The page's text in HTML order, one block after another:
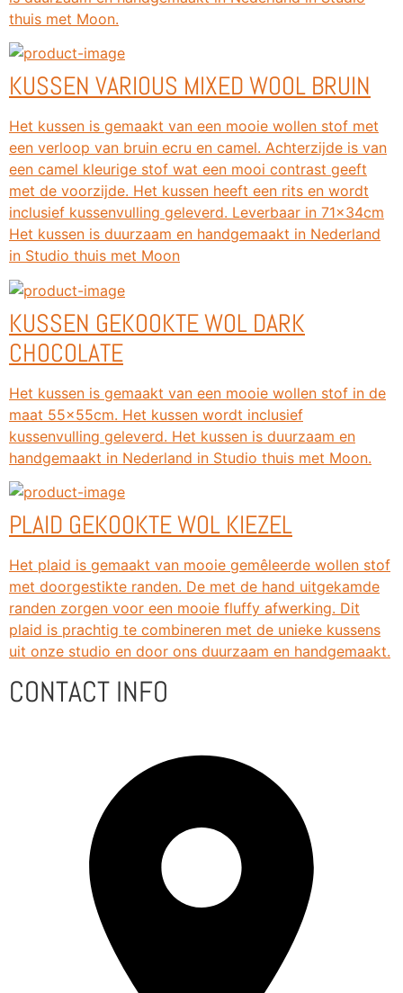
thuis met Moon.
KUSSEN VARIOUS MIXED WOOL BRUIN
Het kussen is gemaakt van een mooie wollen stof met
een verloop van bruin ecru en camel. Achterzijde is van
een camel kleurige stof wat een mooi contrast geeft
met de voorzijde. Het kussen heeft een rits en wordt
inclusief kussenvulling geleverd. Leverbaar in 71x34cm
Het kussen is duurzaam en handgemaakt in Nederland
in Studio thuis met Moon
KUSSEN GEKOOKTE WOL DARK
CHOCOLATE
Het kussen is gemaakt van een mooie wollen stof in de
maat 55x55cm. Het kussen wordt inclusief
kussenvulling geleverd. Het kussen is duurzaam en
handgemaakt in Nederland in Studio thuis met Moon.
PLAID GEKOOKTE WOL KIEZEL
Het plaid is gemaakt van mooie gemêleerde wollen stof
met doorgestikte randen. De met de hand uitgekamde
randen zorgen voor een mooie fluffy afwerking. Dit
plaid is prachtig te combineren met de unieke kussens
uit onze studio en door ons duurzaam en handgemaakt.
CONTACT INFO